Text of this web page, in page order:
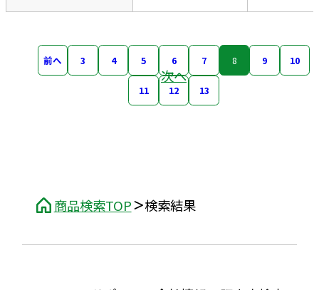
商品検索TOP 検索結果
前へ 3 4 5 6 7 8 9 10
11 12 13
次へ